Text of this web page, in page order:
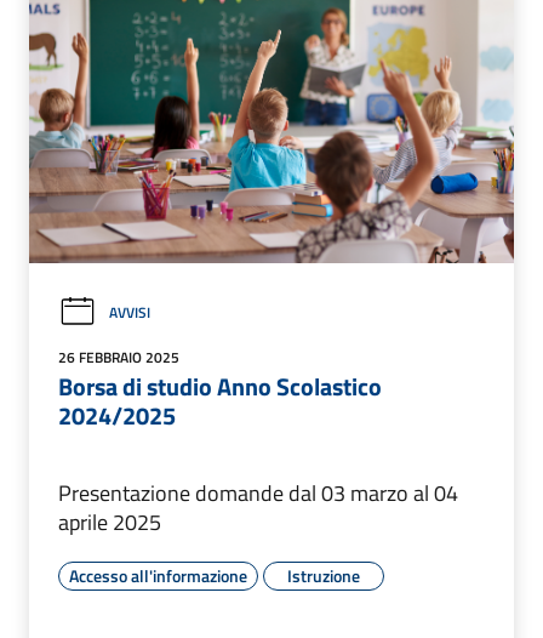
AVVISI
26 FEBBRAIO 2025
Borsa di studio Anno Scolastico
2024/2025
Presentazione domande dal 03 marzo al 04
aprile 2025
Accesso all'informazione Istruzione